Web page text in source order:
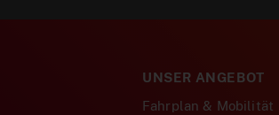
UNSER ANGEBOT
Fahrplan & Mobilität